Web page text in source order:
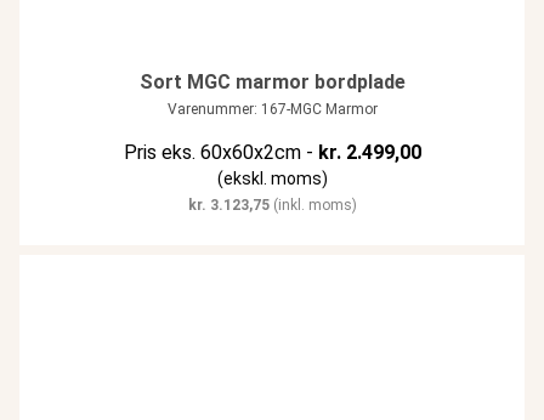
Sort MGC marmor bordplade
Varenummer: 167-MGC Marmor
Pris eks. 60x60x2cm - kr.2.499,00
(ekskl. moms)
kr. 3.123,75(inkl. moms)